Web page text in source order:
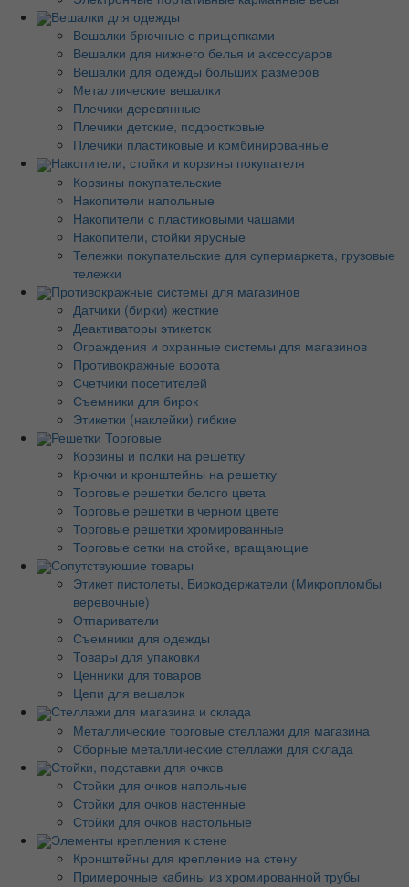
Вешалки для одежды
Вешалки брючные с прищепками
Вешалки для нижнего белья и аксессуаров
Вешалки для одежды больших размеров
Металлические вешалки
Плечики деревянные
Плечики детские, подростковые
Плечики пластиковые и комбинированные
Накопители, стойки и корзины покупателя
Корзины покупательские
Накопители напольные
Накопители с пластиковыми чашами
Накопители, стойки ярусные
Тележки покупательские для супермаркета, грузовые
тележки
Противокражные системы для магазинов
Датчики (бирки) жесткие
Деактиваторы этикеток
Ограждения и охранные системы для магазинов
Противокражные ворота
Счетчики посетителей
Съемники для бирок
Этикетки (наклейки) гибкие
Решетки Торговые
Корзины и полки на решетку
Крючки и кронштейны на решетку
Торговые решетки белого цвета
Торговые решетки в черном цвете
Торговые решетки хромированные
Торговые сетки на стойке, вращающие
Сопутствующие товары
Этикет пистолеты, Биркодержатели (Микропломбы
веревочные)
Отпариватели
Съемники для одежды
Товары для упаковки
Ценники для товаров
Цепи для вешалок
Стеллажи для магазина и склада
Металлические торговые стеллажи для магазина
Сборные металлические стеллажи для склада
Стойки, подставки для очков
Стойки для очков напольные
Стойки для очков настенные
Стойки для очков настольные
Элементы крепления к стене
Кронштейны для крепление на стену
Примерочные кабины из хромированной трубы